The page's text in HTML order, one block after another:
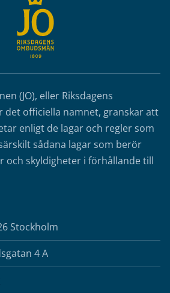
(JO), eller Riksdagens
det officiella namnet, granskar att
enligt de lagar och regler som
sådana lagar som berör
och skyldigheter i förhållande till
Stockholm
4 A